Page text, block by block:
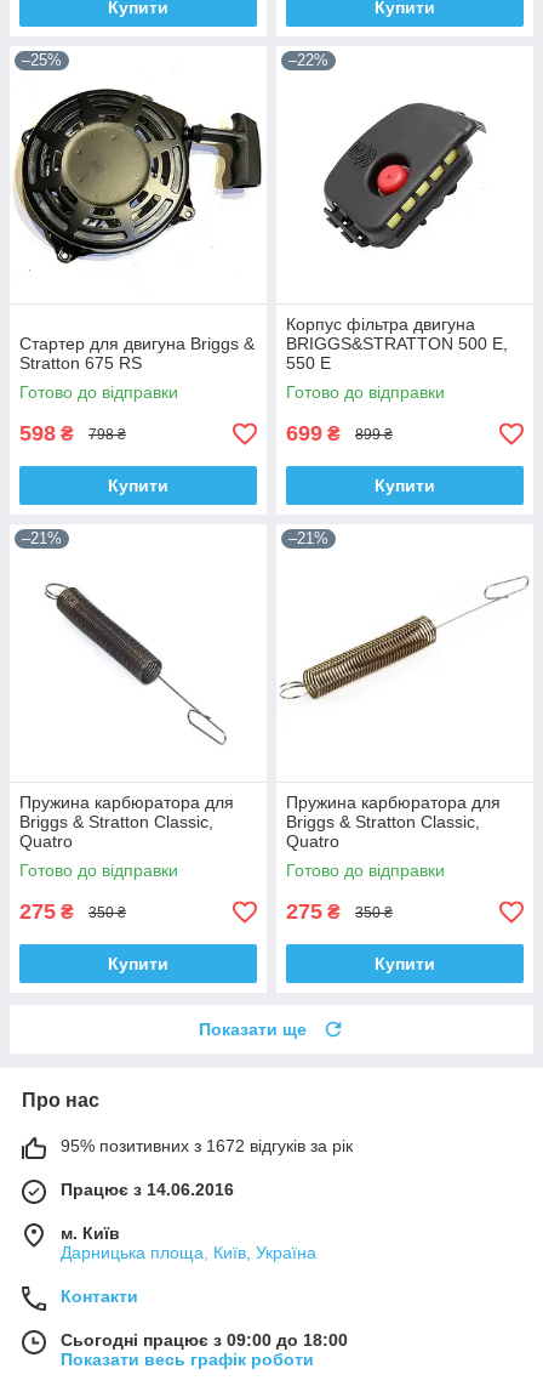
Купити Купити
–25%
Стартер для двигуна Briggs &
Stratton 675 RS
Готово до відправки
598 ₴ 798 ₴
Купити
–22%
Корпус фільтра двигуна
BRIGGS&STRATTON 500 E,
550 E
Готово до відправки
699 ₴ 899 ₴
Купити
–21%
Пружина карбюратора для
Briggs & Stratton Classic,
Quatro
Готово до відправки
275 ₴ 350 ₴
Купити
–21%
Пружина карбюратора для
Briggs & Stratton Classic,
Quatro
Готово до відправки
275 ₴ 350 ₴
Купити
Показати ще
Про нас
95% позитивних з 1672 відгуків за рік
Працює з 14.06.2016
м. Київ
Дарницька площа, Київ, Україна
Контакти
Сьогодні працює з 09:00 до 18:00
Показати весь графік роботи